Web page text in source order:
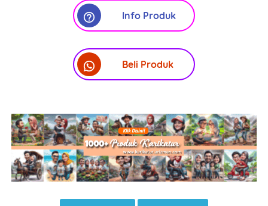
Info Produk
Beli Produk